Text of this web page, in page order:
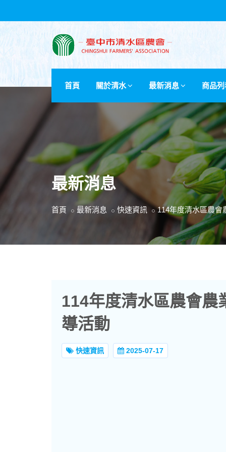
首頁 關於清水 最新消息 商品
最新消息
首頁 最新消息 快速資訊 114年度清水區農會
114年度清水區農會農
導活動
快速資訊 2025-07-17